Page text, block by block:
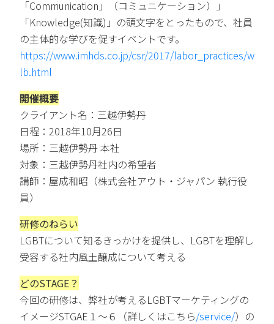
「Communication」（コミュニケーション）」
「Knowledge(知識)」の頭文字をとったもので、社員
の主体的な学びを促すイベントです。
https://www.imhds.co.jp/csr/2017/labor_practices/w
lb.html
開催概要
クライアント名：三越伊勢丹
日程：2018年10月26日
場所：三越伊勢丹 本社
対象：三越伊勢丹社内の希望者
講師：屋成和昭（株式会社アウト・ジャパン 執行役
員）
研修のねらい
LGBTについて知るきっかけを提供し、LGBTを理解し
受容する社内風土醸成について考える
どのSTAGE？
今回の研修は、 弊社が考えるLGBTマーケティングの
イメージSTGAE１～６
（詳しくはこちら/service/）の